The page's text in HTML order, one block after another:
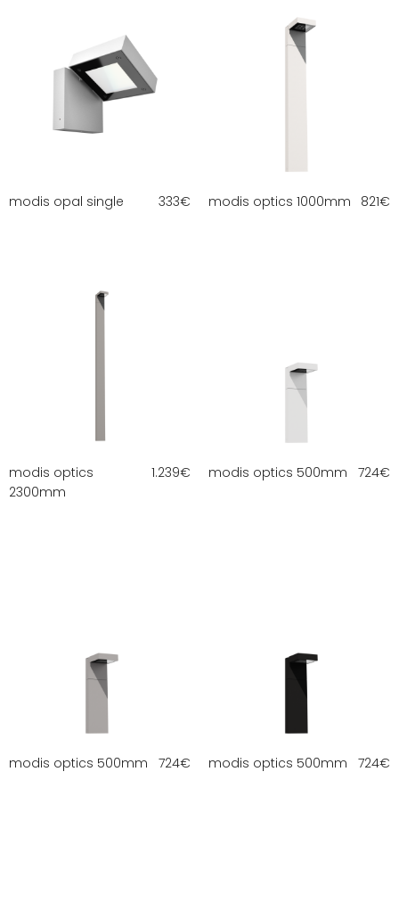
modis opal single 333€ modis optics 1000mm 821€
modis optics
2300mm
1.239€ modis optics 500mm 724€
modis optics 500mm 724€ modis optics 500mm 724€